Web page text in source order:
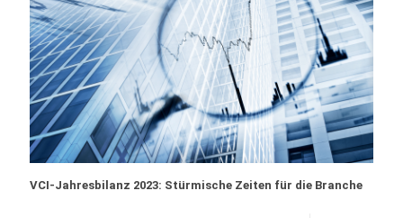
VCI-Jahresbilanz 2023: Stürmische Zeiten für die Branche